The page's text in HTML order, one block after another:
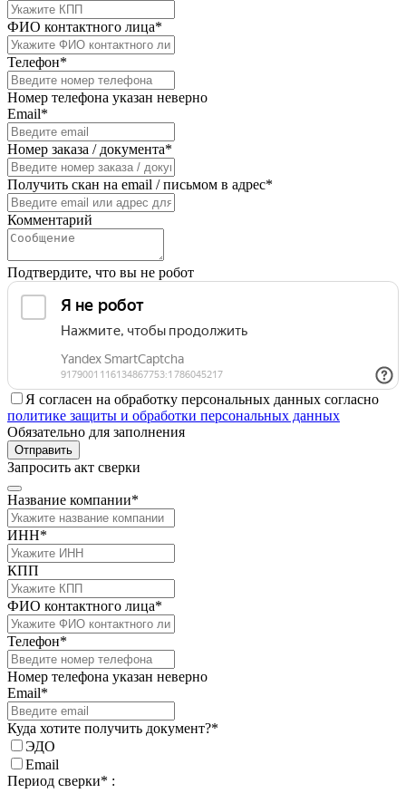
ФИО контактного лица*
Телефон*
Номер телефона указан неверно
Email*
Номер заказа / документа*
Получить скан на email / письмом в адрес*
Комментарий
Подтвердите, что вы не робот
Я согласен на обработку персональных данных согласно
политике защиты и обработки персональных данных
Обязательно для заполнения
Отправить
Запросить акт сверки
Название компании*
ИНН*
КПП
ФИО контактного лица*
Телефон*
Номер телефона указан неверно
Email*
Куда хотите получить документ?*
ЭДО
Email
Период сверки* :